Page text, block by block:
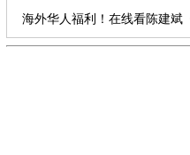
海外华人福利！在线看陈建斌